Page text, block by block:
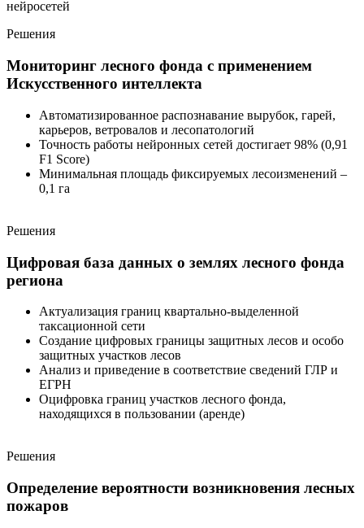
нейросетей
Решения
Мониторинг лесного фонда с применением
Искусственного интеллекта
Автоматизированное распознавание вырубок, гарей,
карьеров, ветровалов и лесопатологий
Точность работы нейронных сетей достигает 98% (0,91
F1 Score)
Минимальная площадь фиксируемых лесоизменений –
0,1 га
Решения
Цифровая база данных о землях лесного фонда
региона
Актуализация границ квартально-выделенной
таксационной сети
Создание цифровых границы защитных лесов и особо
защитных участков лесов
Анализ и приведение в соответствие сведений ГЛР и
ЕГРН
Оцифровка границ участков лесного фонда,
находящихся в пользовании (аренде)
Решения
Определение вероятности возникновения лесных
пожаров